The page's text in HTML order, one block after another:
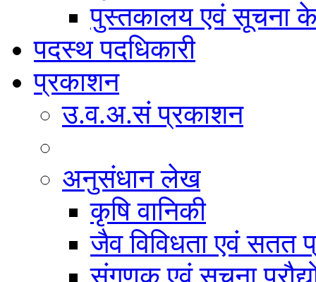
पुस्तकालय एवं सूचना
पदस्थ पदधिकारी
प्रकाशन
उ.व.अ.सं प्रकाशन
अनुसंधान लेख
कृषि वानिकी
जैव विविधता एवं सतत